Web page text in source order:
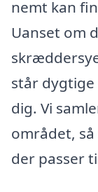
nemt kan
Uanset om
står
dig. Vi
området,
der passer